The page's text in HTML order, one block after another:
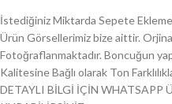
İstediğiniz Miktarda Sepete
Ürün Görsellerimiz bize aittir.
Fotoğraflanmaktadır. Boncuğun
Kalitesine Bağlı olarak Ton
DETAYLI BİLGİ İÇİN WHATSAPP